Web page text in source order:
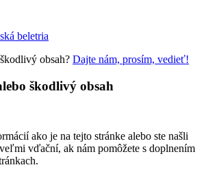
beletria
obsah? Dajte nám, prosím, vedieť!
škodlivý obsah
ako je na tejto stránke alebo ste našli
vďační, ak nám pomôžete s doplnením